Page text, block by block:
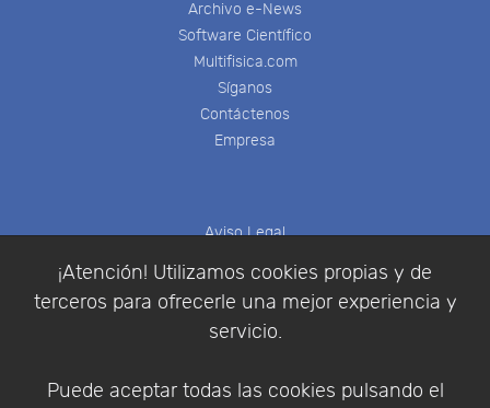
¡Atención! Utilizamos cookies propias y de
terceros para ofrecerle una mejor experiencia y
servicio.
Puede aceptar todas las cookies pulsando el
Archivo e-News
Software Científico
Multifisica.com
Síganos
Contáctenos
Empresa
Aviso Legal
Política de Privacidad
Condiciones de compra
Identificarse